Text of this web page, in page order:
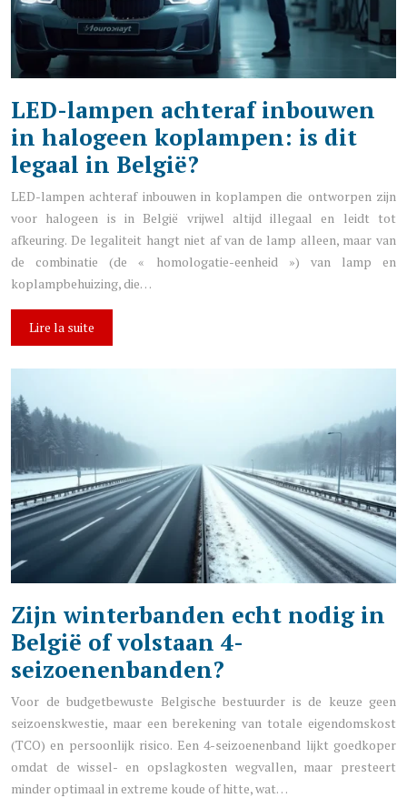
LED-lampen achteraf inbouwen
in halogeen koplampen: is dit
legaal in België?
LED-lampen achteraf inbouwen in koplampen die ontworpen zijn
voor halogeen is in België vrijwel altijd illegaal en leidt tot
afkeuring. De legaliteit hangt niet af van de lamp alleen, maar van
de combinatie (de « homologatie-eenheid ») van lamp en
koplampbehuizing, die…
Lire la suite
Zijn winterbanden echt nodig in
België of volstaan 4-
seizoenenbanden?
Voor de budgetbewuste Belgische bestuurder is de keuze geen
seizoenskwestie, maar een berekening van totale eigendomskost
(TCO) en persoonlijk risico. Een 4-seizoenenband lijkt goedkoper
omdat de wissel- en opslagkosten wegvallen, maar presteert
minder optimaal in extreme koude of hitte, wat…